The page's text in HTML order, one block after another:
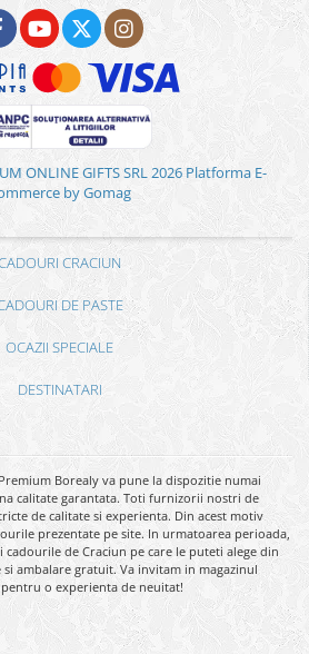
ONLINE GIFTS SRL 2026 Platforma E-
by Gomag
CRACIUN
DE PASTE
OCAZII SPECIALE
DESTINATARI
Borealy va pune la dispozitie numai
calitate garantata. Toti furnizorii nostri de
de calitate si experienta. Din acest motiv
prezentate pe site. In urmatoarea perioada,
de Craciun pe care le puteti alege din
ambalare gratuit. Va invitam in magazinul
o experienta de neuitat!